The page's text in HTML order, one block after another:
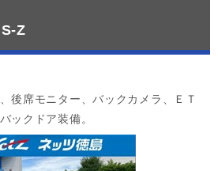
Z
後席モニター、バックカメラ、ＥＴ
ックドア装備。